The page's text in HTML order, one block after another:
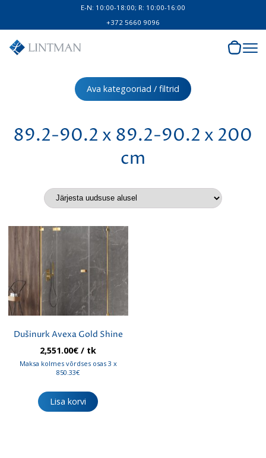
E-N: 10:00-18:00; R: 10:00-16:00
+372 5660 9096
Ava kategooriad / filtrid
89.2-90.2 x 89.2-90.2 x 200
cm
Dušinurk Avexa Gold Shine
2,551.00€ / tk
Maksa kolmes võrdses osas 3 x
850.33€
Lisa korvi